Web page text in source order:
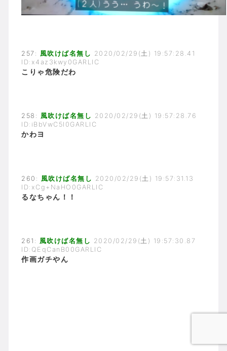
257: 風吹けば名無し 2020/02/29(土) 19:57:28.41
ID:x4az3kwy0GARLIC
こりゃ危険だわ
258: 風吹けば名無し 2020/02/29(土) 19:57:28.76
ID:iBbVwC5I0GARLIC
かわヨ
260: 風吹けば名無し 2020/02/29(土) 19:57:31.13
ID:xCg+NaHO0GARLIC
るなちゃん！！
261: 風吹けば名無し 2020/02/29(土) 19:57:30.87
ID:QEqCanB00GARLIC
作画ガチやん